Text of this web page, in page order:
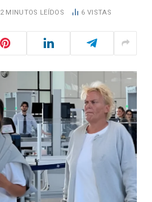
2 MINUTOS LEÍDOS 6 VISTAS